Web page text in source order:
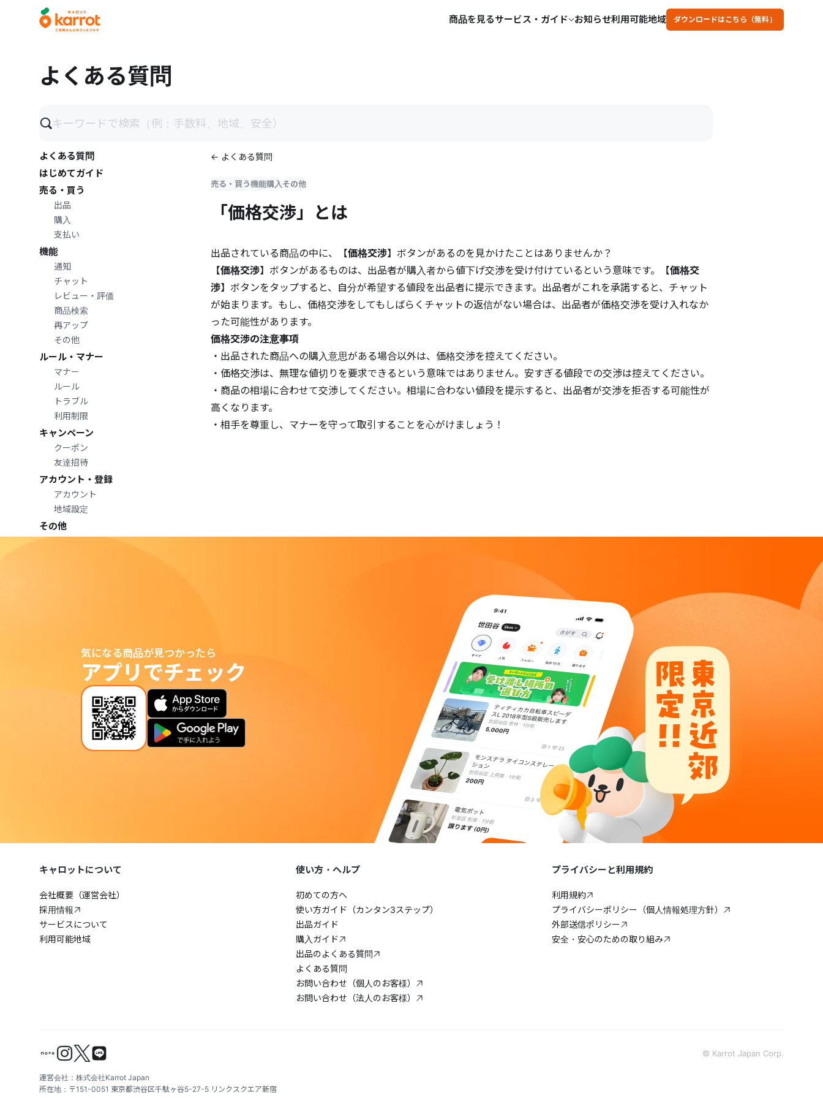
メインコンテンツにスキップ
商品を見るサービス・ガイド お知らせ利用可能地域 ダウンロードはこちら（無料）
よくある質問
よくある質問
はじめてガイド
売る・買う
出品
購入
支払い
機能
通知
チャット
レビュー・評価
商品検索
再アップ
その他
ルール・マナー
マナー
ルール
トラブル
利用制限
キャンペーン
クーポン
友達招待
アカウント・登録
アカウント
地域設定
その他
← よくある質問
売る・買う機能購入その他
「価格交渉」とは
出品されている商品の中に、【価格交渉】ボタンがあるのを見かけたことはありませんか？
【価格交渉】ボタンがあるものは、出品者が購入者から値下げ交渉を受け付けているという意味です。【価格交
渉】ボタンをタップすると、自分が希望する値段を出品者に提示できます。出品者がこれを承諾すると、チャット
が始まります。もし、価格交渉をしてもしばらくチャットの返信がない場合は、出品者が価格交渉を受け入れなか
った可能性があります。
価格交渉の注意事項
・出品された商品への購入意思がある場合以外は、価格交渉を控えてください。
・価格交渉は、無理な値切りを要求できるという意味ではありません。安すぎる値段での交渉は控えてください。
・商品の相場に合わせて交渉してください。相場に合わない値段を提示すると、出品者が交渉を拒否する可能性が
高くなります。
・相手を尊重し、マナーを守って取引することを心がけましょう！
気になる商品が見つかったら
アプリでチェック
キャロットについて
会社概要（運営会社）
採用情報
サービスについて
利用可能地域
使い方・ヘルプ
初めての方へ
使い方ガイド（カンタン3ステップ）
出品ガイド
購入ガイド
出品のよくある質問
よくある質問
お問い合わせ（個人のお客様）
お問い合わせ（法人のお客様）
プライバシーと利用規約
利用規約
プライバシーポリシー（個人情報処理方針）
外部送信ポリシー
安全・安心のための取り組み
© Karrot Japan Corp.
運営会社：株式会社Karrot Japan
所在地：〒151-0051 東京都渋谷区千駄ヶ谷5-27-5 リンクスクエア新宿